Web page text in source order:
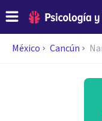
México Cancún